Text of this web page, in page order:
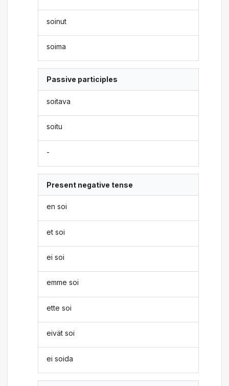
soinut
soima
Passive participles
soitava
soitu
-
Present negative tense
en soi
et soi
ei soi
emme soi
ette soi
eivät soi
ei soida